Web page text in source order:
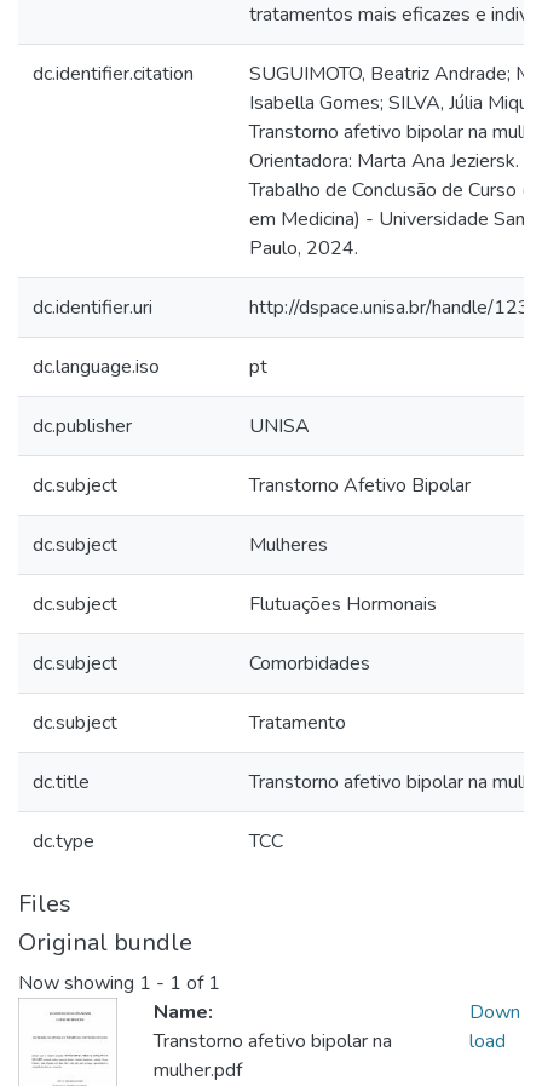
tratamentos mais eficazes e
dc.identifier.citation
SUGUIMOTO, Beatriz Andrade;
Isabella Gomes; SILVA, Júlia
Transtorno afetivo bipolar na
Orientadora: Marta Ana Jeziersk.
Trabalho de Conclusão de Curso
em Medicina) - Universidade
Paulo, 2024.
dc.identifier.uri http://dspace.unisa.br/handle/
dc.language.iso pt
dc.publisher UNISA
dc.subject Transtorno Afetivo Bipolar
dc.subject Mulheres
dc.subject Flutuações Hormonais
dc.subject Comorbidades
dc.subject Tratamento
dc.title Transtorno afetivo bipolar na
dc.type TCC
Files
Original bundle
Now showing 1 - 1 of 1
Name:
Transtorno afetivo bipolar na
mulher.pdf
Down
load